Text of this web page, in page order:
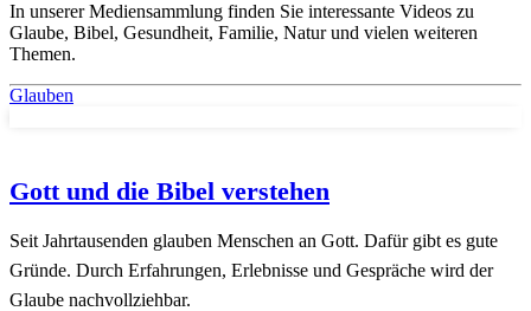
In unserer Mediensammlung finden Sie interessante Videos zu
Glaube, Bibel, Gesundheit, Familie, Natur und vielen weiteren
Themen.
Glauben
Gott und die Bibel verstehen
Seit Jahrtausenden glauben Menschen an Gott. Dafür gibt es gute
Gründe. Durch Erfahrungen, Erlebnisse und Gespräche wird der
Glaube nachvollziehbar.